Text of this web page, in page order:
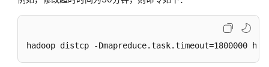
支
hadoop distcp -